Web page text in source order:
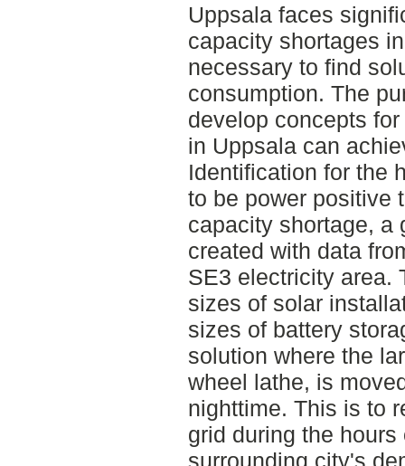
Uppsala faces
capacity shortages
necessary to find
consumption. The
develop concepts
in Uppsala can
Identification for the
to be power positive
capacity shortage, a
created with data
SE3 electricity area.
sizes of solar
sizes of battery
solution where the
wheel lathe, is
nighttime. This is to
grid during the
surrounding city's